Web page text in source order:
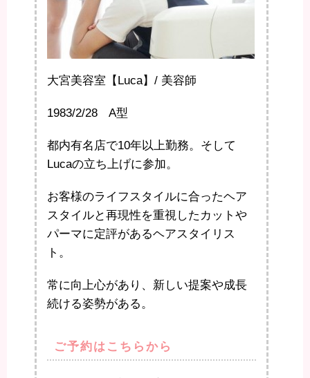
大宮美容室【Luca】/ 美容師
1983/2/28 A型
都内有名店で10年以上勤務。そして
Lucaの立ち上げに参加。
お客様のライフスタイルに合ったヘア
スタイルと再現性を重視したカットや
パーマに定評があるヘアスタイリス
ト。
常に向上心があり、新しい提案や成長
続ける姿勢がある。
ご予約はこちらから